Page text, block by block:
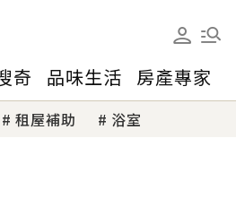
奇 品味生活 房產專家
租屋補助 浴室